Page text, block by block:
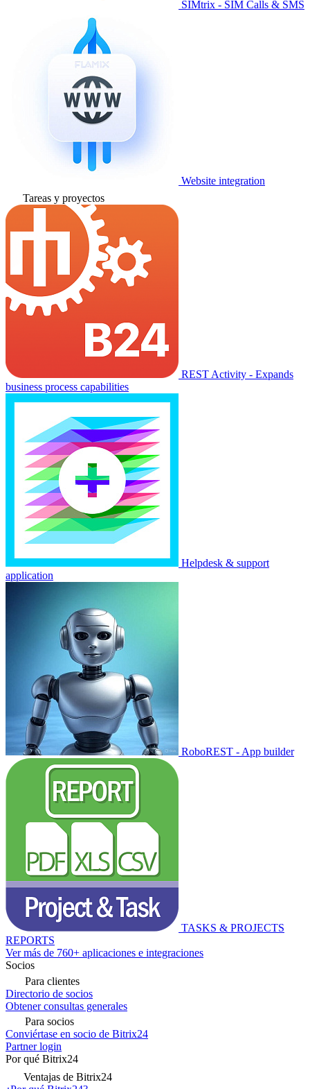
SIMtrix - SIM Calls & SMS
Website integration
Tareas y proyectos
REST Activity - Expands
business process capabilities
Helpdesk & support
application
RoboREST - App builder
TASKS & PROJECTS
REPORTS
Ver más de 760+ aplicaciones e integraciones
Socios
Para clientes
Directorio de socios
Obtener consultas generales
Para socios
Conviértase en socio de Bitrix24
Partner login
Por qué Bitrix24
Ventajas de Bitrix24